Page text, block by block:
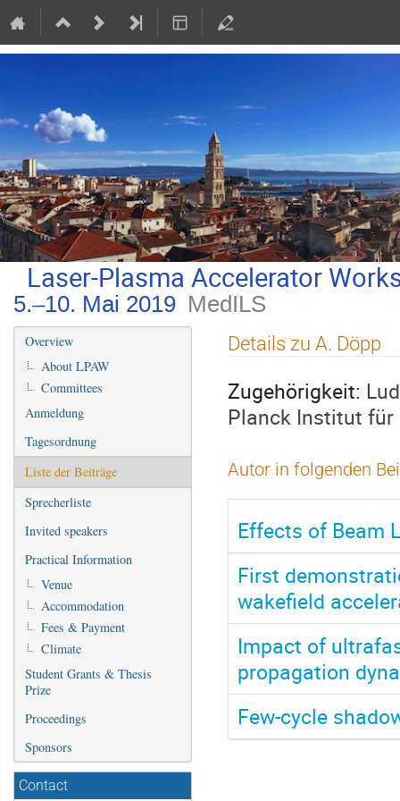
Laser-Plasma Accelerator
5.–10. Mai 2019 MedILS
Veranstaltungsmenü
Overview
About LPAW
Committees
Anmeldung
Tagesordnung
Liste der Beiträge
Sprecherliste
Invited speakers
Practical Information
Venue
Accommodation
Fees & Payment
Climate
Student Grants & Thesis
Prize
Proceedings
Sponsors
Contact
Details zu A. Döpp
Zugehörigkeit:
Planck Institut
Autor in folgenden
Effects of Beam
First
wakefield
Impact of
propagation
Few-cycle